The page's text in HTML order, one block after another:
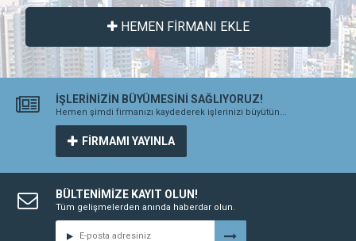
HEMEN FİRMANI EKLE
İŞLERİNİZİN BÜYÜMESİNİ SAĞLIYORUZ!
Hemen şimdi firmanızı kaydederek işlerinizi büyütün...
FİRMAMI YAYINLA
BÜLTENİMİZE KAYIT OLUN!
Tüm gelişmelerden anında haberdar olun.